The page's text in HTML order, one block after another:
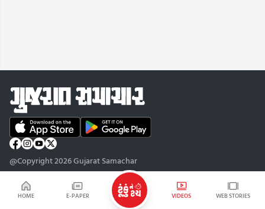
HOME E-PAPER VIDEOS WEB STORIES
@Copyright 2026 Gujarat Samachar